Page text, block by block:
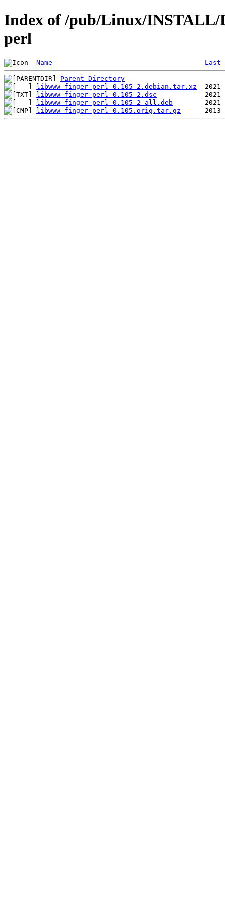
Index of /pub/Linux/
perl
Name Last
Parent Directory
libwww-finger-perl_0.105-2.debian.tar.xz
libwww-finger-perl_0.105-2.dsc
libwww-finger-perl_0.105-2_all.deb
libwww-finger-perl_0.105.orig.tar.gz